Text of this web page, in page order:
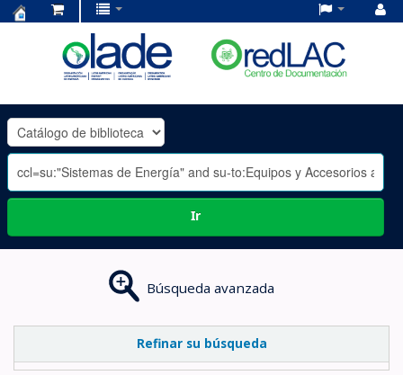
OLADE
-
Ir
Búsqueda avanzada
Refinar su búsqueda